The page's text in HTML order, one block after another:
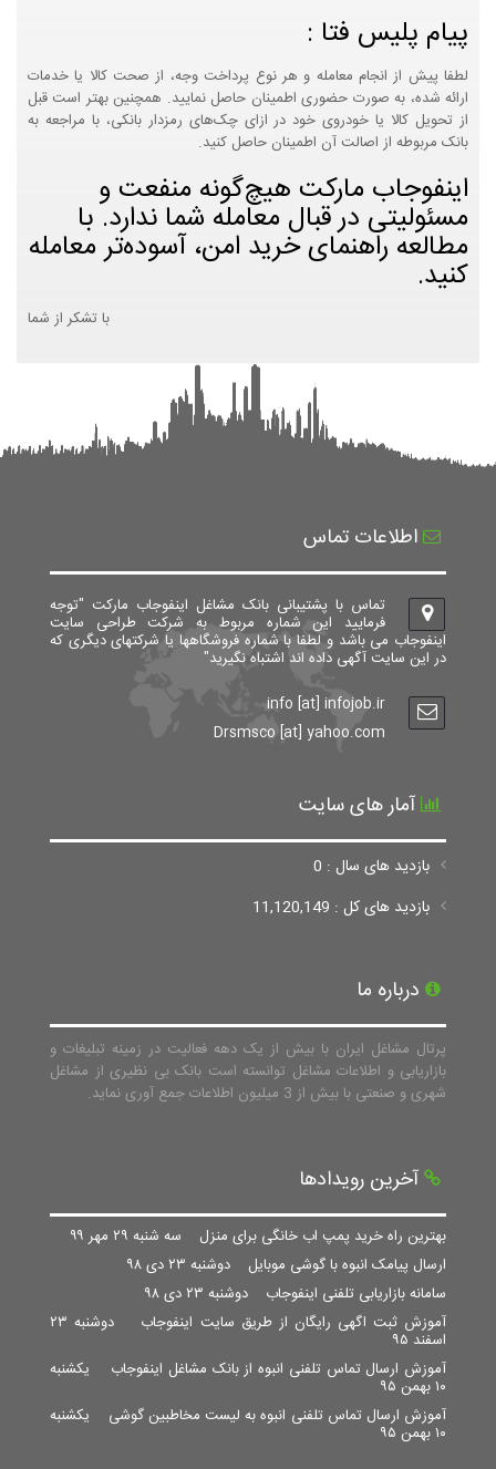
پیام پلیس فتا :
لطفا پیش از انجام معامله و هر نوع پرداخت وجه، از صحت کالا یا خدمات
ارائه شده، به صورت حضوری اطمینان حاصل نمایید. همچنین بهتر است قبل
از تحویل کالا یا خودروی خود در ازای چک‌های رمزدار بانکی، با مراجعه به
بانک مربوطه از اصالت آن اطمینان حاصل کنید.
اینفوجاب مارکت هیچ‌گونه منفعت و
مسئولیتی در قبال معامله شما ندارد. با
مطالعه راهنمای خرید امن، آسوده‌تر معامله
کنید.
با تشکر از شما
اطلاعات تماس
تماس با پشتیبانی بانک مشاغل اینفوجاب مارکت "توجه
فرمایید این شماره مربوط به شرکت طراحی سایت
اینفوجاب می باشد و لطفا با شماره فروشگاهها یا شرکتهای دیگری که
در این سایت آگهی داده اند اشتباه نگیرید"
info [at] infojob.ir
Drsmsco [at] yahoo.com
آمار های سایت
بازدید های سال : 0
بازدید های کل : 11,120,149
درباره ما
پرتال مشاغل ایران با بیش از یک دهه فعالیت در زمینه تبلیغات و
بازاریابی و اطلاعات مشاغل توانسته است بانک بی نظیری از مشاغل
شهری و صنعتی با بیش از 3 میلیون اطلاعات جمع آوری نماید.
آخرین رویدادها
بهترین راه خرید پمپ اب خانگی برای منزل سه شنبه ۲۹ مهر ۹۹
ارسال پیامک انبوه با گوشی موبایل دوشنبه ۲۳ دی ۹۸
سامانه بازاریابی تلفنی اینفوجاب دوشنبه ۲۳ دی ۹۸
آموزش ثبت اگهی رایگان از طریق سایت اینفوجاب
دوشنبه ۲۳
اسفند ۹۵
آموزش ارسال تماس تلفنی انبوه از بانک مشاغل اینفوجاب یکشنبه
۱۰ بهمن ۹۵
آموزش ارسال تماس تلفنی انبوه به لیست مخاطبین گوشی یکشنبه
۱۰ بهمن ۹۵